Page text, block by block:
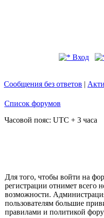
Вход
Сообщения без ответов |
Список форумов
Часовой пояс: UTC + 3 часа
Для того, чтобы войти на
регистрации отнимет всего
возможности.
пользователям большие
правилами и политикой